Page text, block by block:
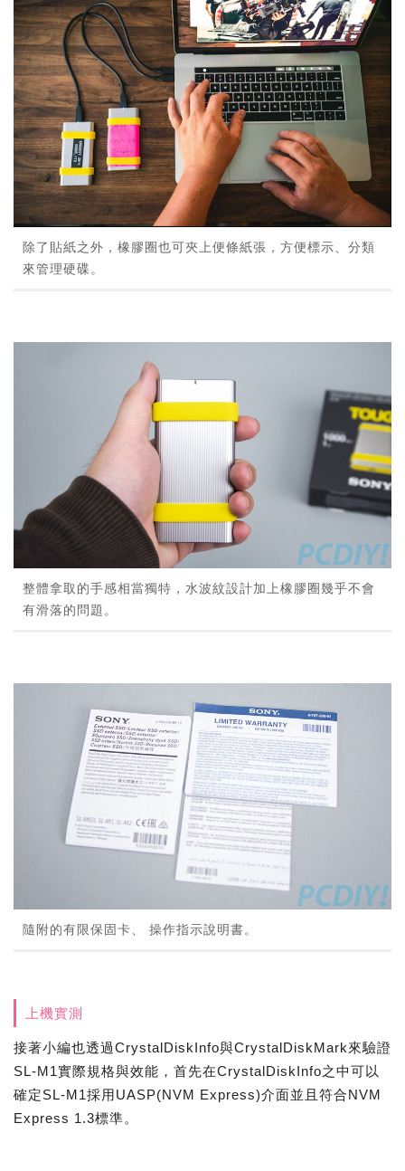
除了貼紙之外，橡膠圈也可夾上便條紙張，方便標示、分類
來管理硬碟。
整體拿取的手感相當獨特，水波紋設計加上橡膠圈幾乎不會
有滑落的問題。
隨附的有限保固卡、 操作指示說明書。
上機實測
接著小編也透過CrystalDiskInfo與CrystalDiskMark來驗證
SL-M1實際規格與效能，首先在CrystalDiskInfo之中可以
確定SL-M1採用UASP(NVM Express)介面並且符合NVM
Express 1.3標準。